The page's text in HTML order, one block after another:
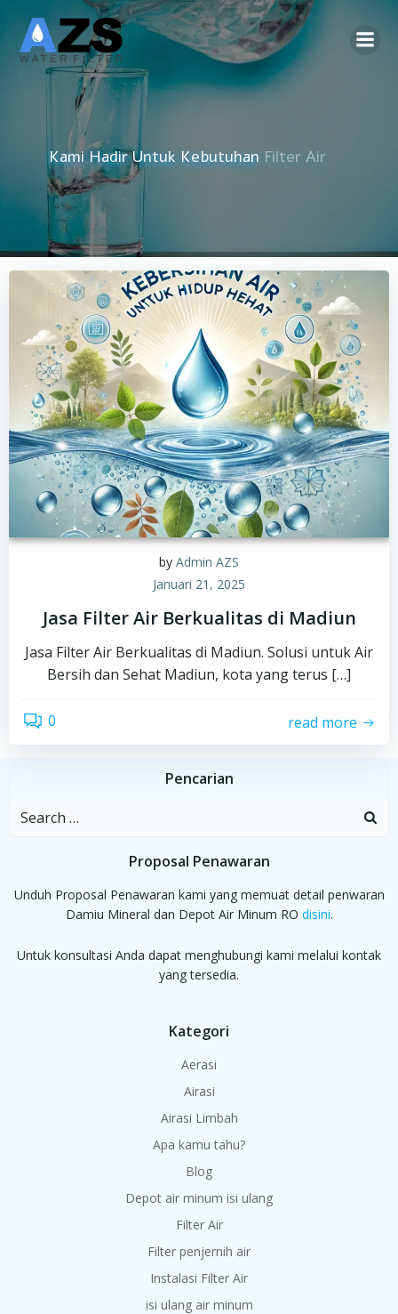
Skip
to
content
Kami Hadir Untuk Kebutuhan Reverse Osmosis
by Admin AZS
Januari 21, 2025
Jasa Filter Air Berkualitas di Madiun
Jasa Filter Air Berkualitas di Madiun. Solusi untuk Air
Bersih dan Sehat Madiun, kota yang terus […]
0 read more
Pencarian
Search
Proposal Penawaran
Unduh Proposal Penawaran kami yang memuat detail penwaran
Damiu Mineral dan Depot Air Minum RO disini.
Untuk konsultasi Anda dapat menghubungi kami melalui kontak
yang tersedia.
Kategori
Aerasi
Airasi
Airasi Limbah
Apa kamu tahu?
Blog
Depot air minum isi ulang
Filter Air
Filter penjernih air
Instalasi Filter Air
isi ulang air minum